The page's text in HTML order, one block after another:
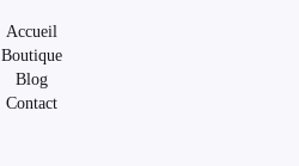
Accueil
Boutique
Blog
Contact